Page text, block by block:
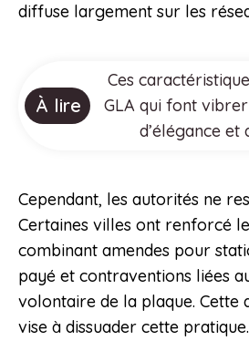
diffuse largement sur les
À lire
Ces
GLA qui font
d’élégance et
Cependant, les autorités ne
Certaines villes ont renforcé
combinant amendes pour
payé et contraventions liées
volontaire de la plaque. Cette
vise à dissuader cette